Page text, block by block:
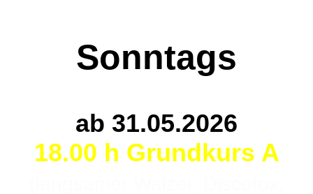
Sonntags
ab 31.05.2026
18.00 h Grundkurs A